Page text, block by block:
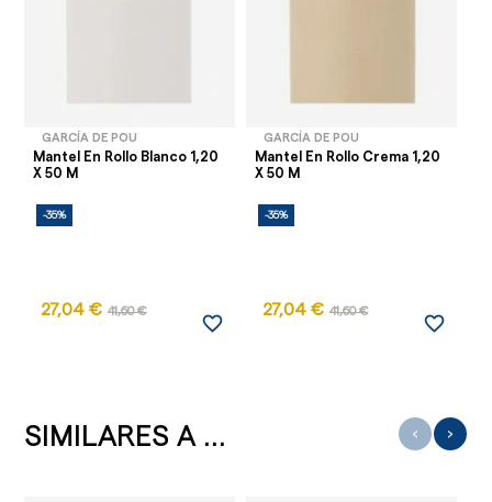
GARCÍA DE POU
Mantel En Rollo Blanco 1,20
X 50 M
-35%
27,04 € 41,60 €
favorite_border
GARCÍA DE POU
Mantel En Rollo Crema 1,20
X 50 M
-35%
27,04 € 41,60 €
favorite_border
SIMILARES A ... ‹ ›